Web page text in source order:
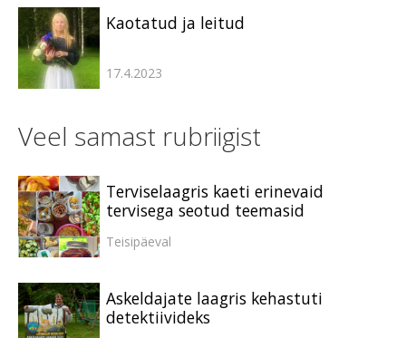
Kaotatud ja leitud
17.4.2023
Veel samast rubriigist
Terviselaagris kaeti erinevaid
tervisega seotud teemasid
Teisipäeval
Askeldajate laagris kehastuti
detektiivideks